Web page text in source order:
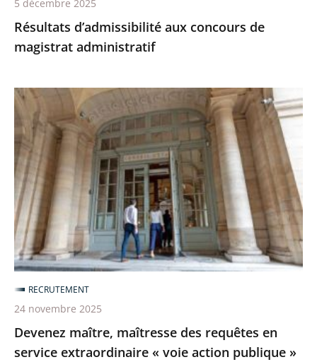
Résultats d’admissibilité aux concours de
magistrat administratif
5 décembre 2025
Devenez
maître,
maîtresse
des
requêtes
en
service
extraordinaire
«
voie
action
publique
»
Devenez maître, maîtresse des requêtes en
service extraordinaire « voie action publique »
RECRUTEMENT
24 novembre 2025